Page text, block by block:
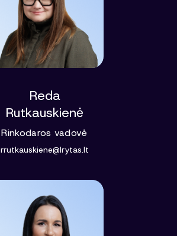
Reda
Rutkauskienė
Rinkodaros vadovė
rrutkauskiene@lrytas.lt